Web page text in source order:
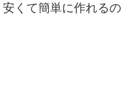
くて簡単に作れるの